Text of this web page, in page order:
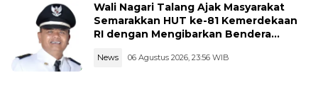
Wali Nagari Talang Ajak Masyarakat
Semarakkan HUT ke-81 Kemerdekaan
RI dengan Mengibarkan Bendera
News 06 Agustus 2026, 23:56 WIB